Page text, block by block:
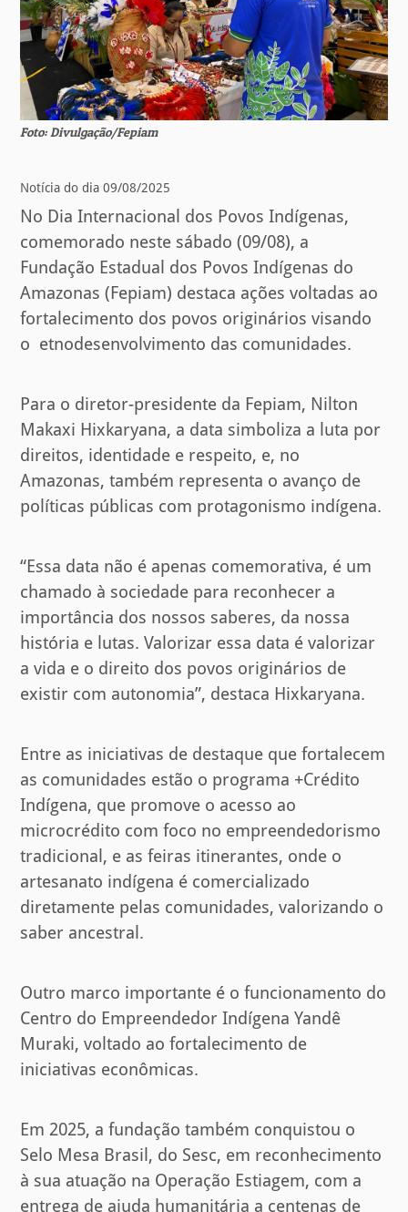
Foto: Divulgação/Fepiam
Notícia do dia 09/08/2025
No Dia Internacional dos Povos Indígenas,
comemorado neste sábado (09/08), a
Fundação Estadual dos Povos Indígenas do
Amazonas (Fepiam) destaca ações voltadas ao
fortalecimento dos povos originários visando
o etnodesenvolvimento das comunidades.
Para o diretor-presidente da Fepiam, Nilton
Makaxi Hixkaryana, a data simboliza a luta por
direitos, identidade e respeito, e, no
Amazonas, também representa o avanço de
políticas públicas com protagonismo indígena.
“Essa data não é apenas comemorativa, é um
chamado à sociedade para reconhecer a
importância dos nossos saberes, da nossa
história e lutas. Valorizar essa data é valorizar
a vida e o direito dos povos originários de
existir com autonomia”, destaca Hixkaryana.
Entre as iniciativas de destaque que fortalecem
as comunidades estão o programa +Crédito
Indígena, que promove o acesso ao
microcrédito com foco no empreendedorismo
tradicional, e as feiras itinerantes, onde o
artesanato indígena é comercializado
diretamente pelas comunidades, valorizando o
saber ancestral.
Outro marco importante é o funcionamento do
Centro do Empreendedor Indígena Yandê
Muraki, voltado ao fortalecimento de
iniciativas econômicas.
Em 2025, a fundação também conquistou o
Selo Mesa Brasil, do Sesc, em reconhecimento
à sua atuação na Operação Estiagem, com a
entrega de ajuda humanitária a centenas de